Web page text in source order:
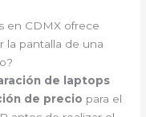
en CDMX ofrece
la pantalla de una
de laptops
de precio para el